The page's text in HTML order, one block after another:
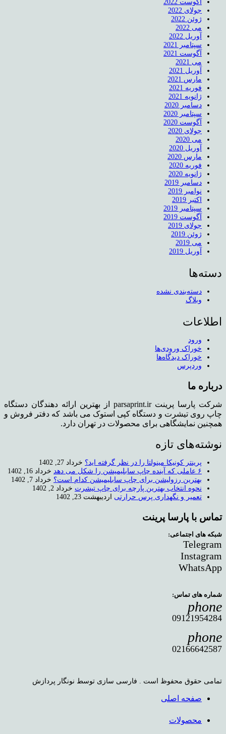
آگوست 2022
جولای 2022
ژوئن 2022
می 2022
آوریل 2022
سپتامبر 2021
آگوست 2021
می 2021
آوریل 2021
مارس 2021
فوریه 2021
ژانویه 2021
دسامبر 2020
سپتامبر 2020
آگوست 2020
جولای 2020
می 2020
آوریل 2020
مارس 2020
فوریه 2020
ژانویه 2020
دسامبر 2019
نوامبر 2019
اکتبر 2019
سپتامبر 2019
آگوست 2019
جولای 2019
ژوئن 2019
می 2019
آوریل 2019
دسته‌ها
دسته‌بندی نشده
وبلاگ
اطلاعات
ورود
خوراک ورودی‌ها
خوراک دیدگاه‌ها
وردپرس
درباره ما
شرکت پارسا پرینت parsaprint.ir از بهترین ارائه دهندگان دستگاه
چاپ روی تیشرت و دستگاه کپی استوک می باشد که دفتر فروش و
همچنین نمایشگاهی برای محصولات در تهران دارد.
نوشته‌های تازه
پرینتر کونیکا مینولتا را در نظر گرفته اید؟ خرداد 27, 1402
۶ عاملی که آینده چاپ سابلیمیشن را شکل می دهد
خرداد 16, 1402
بهترین رزولیشن برای چاپ سابلیمیشن کدام است؟ خرداد 7, 1402
نحوه انتخاب بهترین پارچه برای چاپ تیشرت خرداد 2, 1402
تعمیر و نگهداری پرس حرارتی اردیبهشت 23, 1402
تماس با پارسا پرینت
شبکه های اجتماعی:
Telegram
Instagram
WhatsApp
شماره های تماس:
phone
09121954284
phone
02166642587
تمامی حقوق محفوظ است . فارسی سازی توسط نونگار پردازش
صفحه اصلی
محصولات